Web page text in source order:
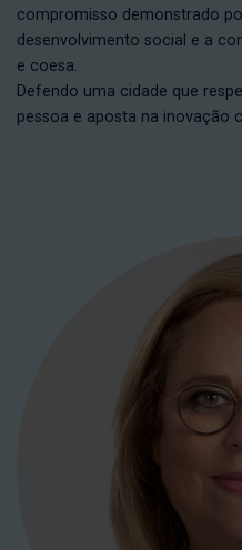
compromisso demonstrado
desenvolvimento social e a
e coesa.
Defendo uma cidade que
pessoa e aposta na inovação